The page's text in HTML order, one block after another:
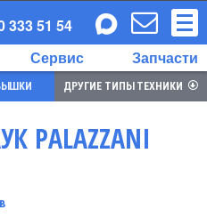
Сервис Запчасти
333 51 54
ДРУГИЕ ТИПЫ ТЕХНИКИ
PALAZZANI